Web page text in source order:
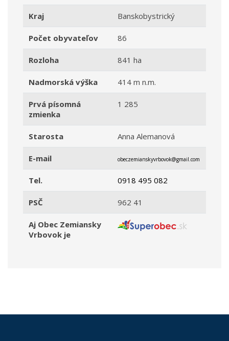
Kraj Banskobystrický
Počet obyvateľov 86
Rozloha 841 ha
Nadmorská výška 414 m n.m.
Prvá písomná
zmienka
1 285
Starosta Anna Alemanová
E-mail obeczemianskyvrbovok@gmail.com
Tel. 0918 495 082
PSČ 962 41
Aj Obec Zemiansky
Vrbovok je